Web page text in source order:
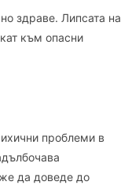
здраве. Липсата на
към опасни
проблеми в
да доведе до